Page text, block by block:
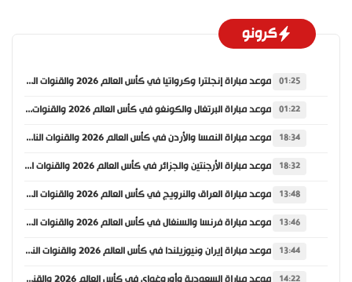
كرونو
01:25 موعد مباراة إنجلترا وكرواتيا في كأس العالم 2026 والقنوات الناقلة
01:22 موعد مباراة البرتغال والكونغو في كأس العالم 2026 والقنوات الناقلة
18:34 موعد مباراة النمسا والأردن في كأس العالم 2026 والقنوات الناقلة
18:32 موعد مباراة الأرجنتين والجزائر في كأس العالم 2026 والقنوات الناقلة
13:48 موعد مباراة العراق والنرويج في كأس العالم 2026 والقنوات الناقلة
13:46 موعد مباراة فرنسا والسنغال في كأس العالم 2026 والقنوات الناقلة
13:44 موعد مباراة إيران ونيوزيلندا في كأس العالم 2026 والقنوات الناقلة